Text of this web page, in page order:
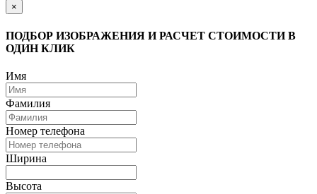
×
ПОДБОР ИЗОБРАЖЕНИЯ И РАСЧЕТ СТОИМОСТИ В
ОДИН КЛИК
Имя
Фамилия
Номер телефона
Ширина
Высота